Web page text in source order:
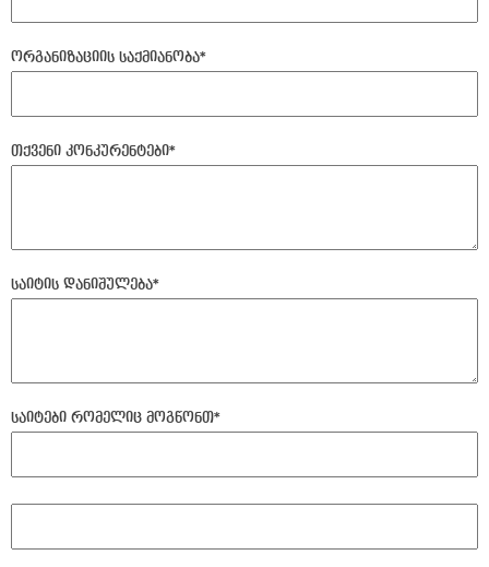
ორგანიზაციის საქმიანობა*
თქვენი კონკურენტები*
საიტის დანიშულება*
საიტები რომელიც მოგწონთ*